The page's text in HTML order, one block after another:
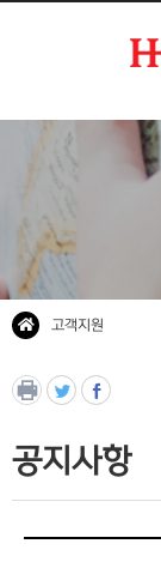
고객지원
공지사항